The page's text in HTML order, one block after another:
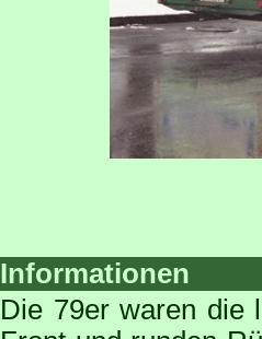
Informationen
Die 79er waren die